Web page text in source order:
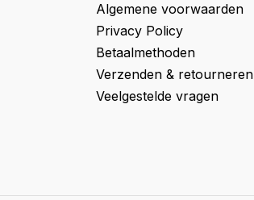
Algemene voorwaarden
Privacy Policy
Betaalmethoden
Verzenden & retourneren
Veelgestelde vragen